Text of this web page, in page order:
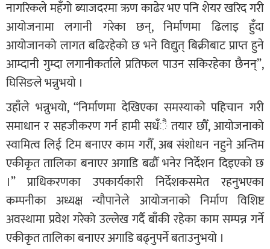
नागरिकले महँगो ब्याजदरमा ऋण काढेर भए पनि शेयर खरिद गरी
आयोजनामा लगानी गरेका छन्, निर्माणमा ढिलाइ हुँदा
आयोजानको लागत बढिरहेको छ भने विद्युत् बिक्रीबाट प्राप्त हुने
आम्दानी गुम्दा लगानीकर्ताले प्रतिफल पाउन सकिरहेका छैनन्”,
घिसिङले भन्नुभयो ।
उहाँले भन्नुभयो, “निर्माणमा देखिएका समस्याको पहिचान गरी
समाधान र सहजीकरण गर्न हामी सधँै तयार छौँ, आयोजनाको
स्वामित्व लिई टिम बनाएर काम गरौँ, अब संशोधन नहुने अन्तिम
एकीकृत तालिका बनाएर अगाडि बढौँ भनेर निर्देशन दिइएको छ
।” प्राधिकरणका उपकार्यकारी निर्देशकसमेत रहनुभएका
कम्पनीका अध्यक्ष न्यौपानेले आयोजनाको निर्माण विशिष्ट
अवस्थामा प्रवेश गरेको उल्लेख गर्दै बाँकी रहेका काम सम्पन्न गर्ने
एकीकृत तालिका बनाएर अगाडि बढ्नुपर्ने बताउनुभयो ।